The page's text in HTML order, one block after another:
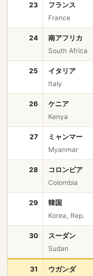
23
フランス
France
24
南アフリカ
South Africa
25
イタリア
Italy
26
ケニア
Kenya
27
ミャンマー
Myanmar
28
コロンビア
Colombia
29
韓国
Korea, Rep.
30
スーダン
Sudan
31
ウガンダ